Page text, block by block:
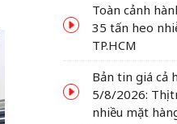
Toàn cảnh
35 tấn heo
TP.HCM
Bản tin giá cả
5/8/2026: Thị
nhiều mặt